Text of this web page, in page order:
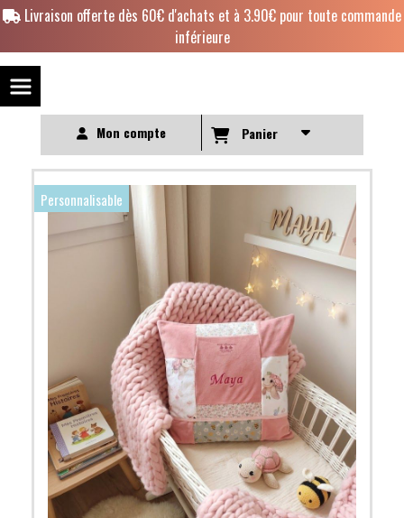
Livraison offerte dès 60€ d'achats et à 3.90€ pour toute commande
inférieure
Mon compte Panier
Personnalisable
Panneau de gestion des cookies